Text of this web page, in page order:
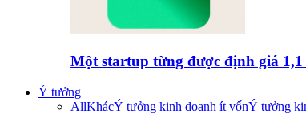
Một startup từng được định giá
Ý tưởng
AllKhácÝ tưởng kinh doanh ít vốnÝ tưởng